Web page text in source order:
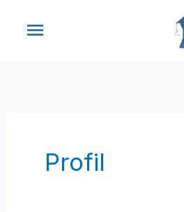
Menu
Profil